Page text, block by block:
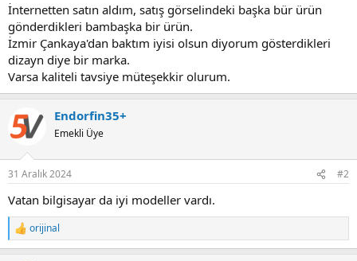
a
n
i
İnternetten satın aldım, satış görselindeki başka bür ürün
gönderdikleri bambaşka bir ürün.
İzmir Çankaya'dan baktım iyisi olsun diyorum gösterdikleri
dizayn diye bir marka.
Varsa kaliteli tavsiye müteşekkir olurum.
Endorfin35+
Emekli Üye
31 Aralık 2024 #2
Vatan bilgisayar da iyi modeller vardı.
R
e
orijinal